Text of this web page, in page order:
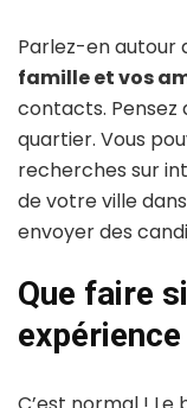
Parlez-en autour
famille et vos
contacts. Pensez
quartier. Vous
recherches sur
de votre ville
envoyer des
Que faire
expérience